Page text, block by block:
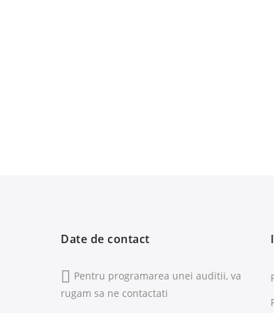
Date de contact
Pentru programarea unei auditii, va
rugam sa ne contactati